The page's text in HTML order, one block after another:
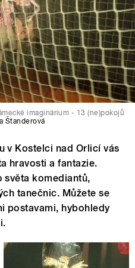
imaginárium - 13 (ne)pokojů
Štanderová
v Kostelci nad Orlicí vás
hravosti a fantazie.
světa komediantů,
tanečnic. Můžete se
postavami, hybohledy